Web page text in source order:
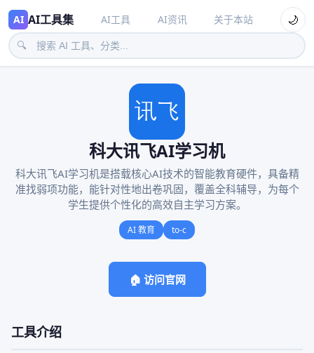
AI AI工具集
🔍
AI工具 AI资讯 关于本站 🌙
科大讯飞AI学习机
科大讯飞AI学习机是搭载核心AI技术的智能教育硬件，具备精
准找弱项功能，能针对性地出卷巩固，覆盖全科辅导，为每个
学生提供个性化的高效自主学习方案。
AI 教育 to-c
🏠 访问官网
工具介绍